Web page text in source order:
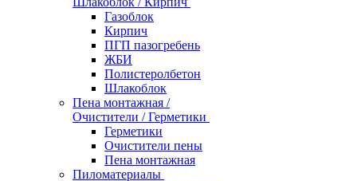
Газоблок
Кирпич
ПГП пазогребень
ЖБИ
Полистеролбетон
Шлакоблок
Пена монтажная /
Очистители / Герметики
Герметики
Очистители пены
Пена монтажная
Пиломатериалы